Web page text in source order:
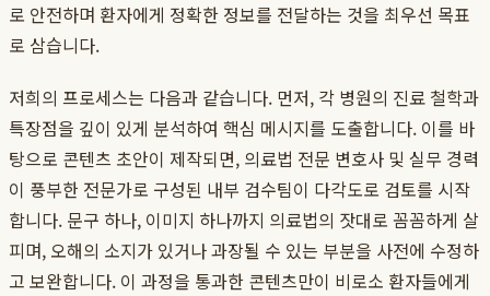
로 안전하며 환자에게 정확한 정보를 전달하는 것을 최우선 목표
로 삼습니다.
저희의 프로세스는 다음과 같습니다. 먼저, 각 병원의 진료 철학과
특장점을 깊이 있게 분석하여 핵심 메시지를 도출합니다. 이를 바
탕으로 콘텐츠 초안이 제작되면, 의료법 전문 변호사 및 실무 경력
이 풍부한 전문가로 구성된 내부 검수팀이 다각도로 검토를 시작
합니다. 문구 하나, 이미지 하나까지 의료법의 잣대로 꼼꼼하게 살
피며, 오해의 소지가 있거나 과장될 수 있는 부분을 사전에 수정하
고 보완합니다. 이 과정을 통과한 콘텐츠만이 비로소 환자들에게